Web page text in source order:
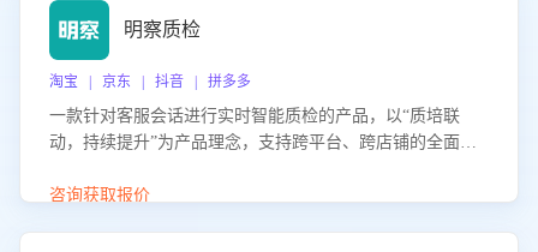
明察质检
淘宝 | 京东 | 抖音 | 拼多多
一款针对客服会话进行实时智能质检的产品，以“质培联
动，持续提升”为产品理念，支持跨平台、跨店铺的全面、
升客服团队的销服能力。
咨询获取报价